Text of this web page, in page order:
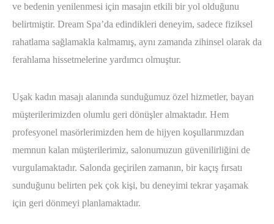
ve bedenin yenilenmesi için masajın etkili bir yol olduğunu
belirtmiştir. Dream Spa’da edindikleri deneyim, sadece fiziksel
rahatlama sağlamakla kalmamış, aynı zamanda zihinsel olarak da
ferahlama hissetmelerine yardımcı olmuştur.
Uşak kadın masajı alanında sunduğumuz özel hizmetler, bayan
müşterilerimizden olumlu geri dönüşler almaktadır. Hem
profesyonel masörlerimizden hem de hijyen koşullarımızdan
memnun kalan müşterilerimiz, salonumuzun güvenilirliğini de
vurgulamaktadır. Salonda geçirilen zamanın, bir kaçış fırsatı
sunduğunu belirten pek çok kişi, bu deneyimi tekrar yaşamak
için geri dönmeyi planlamaktadır.